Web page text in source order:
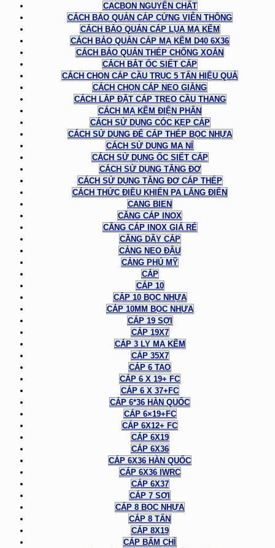
CACBON NGUYÊN CHẤT
CÁCH BẢO QUẢN CÁP CỨNG VIỄN THÔNG
CÁCH BẢO QUẢN CÁP LỤA MẠ KẼM
CÁCH BẢO QUẢN CÁP MẠ KẼM D40 6X36
CÁCH BẢO QUẢN THÉP CHỐNG XOẮN
CÁCH BẮT ỐC SIẾT CÁP
CÁCH CHỌN CÁP CẦU TRỤC 5 TẤN HIỆU QUẢ
CÁCH CHỌN CÁP NEO GIẰNG
CÁCH LẮP ĐẶT CÁP TREO CẦU THANG
CÁCH MẠ KẼM ĐIỆN PHÂN
CÁCH SỬ DỤNG CÓC KẸP CÁP
CÁCH SỬ DỤNG ĐỂ CÁP THÉP BỌC NHỰA
CÁCH SỬ DỤNG MA NÍ
CÁCH SỬ DỤNG ỐC SIẾT CÁP
CÁCH SỬ DỤNG TĂNG ĐƠ
CÁCH SỬ DỤNG TĂNG ĐƠ CÁP THÉP
CÁCH THỨC ĐIỀU KHIỂN PA LĂNG ĐIỆN
CANG BIEN
CĂNG CÁP INOX
CĂNG CÁP INOX GIÁ RẺ
CĂNG DÂY CÁP
CẢNG NEO ĐẬU
CẢNG PHÚ MỸ
CÁP
CÁP 10
CÁP 10 BỌC NHỰA
CÁP 10MM BỌC NHỰA
CÁP 19 SỢI
CÁP 19X7
CÁP 3 LY MẠ KẼM
CÁP 35X7
CÁP 6 TAO
CÁP 6 X 19+ FC
CÁP 6 X 37+FC
CÁP 6*36 HÀN QUỐC
CÁP 6×19+FC
CÁP 6X12+ FC
CÁP 6X19
CÁP 6X36
CÁP 6X36 HÀN QUỐC
CÁP 6X36 IWRC
CÁP 6X37
CÁP 7 SỢI
CÁP 8 BỌC NHỰA
CÁP 8 TẤN
CÁP 8X19
CÁP BẤM CHÌ